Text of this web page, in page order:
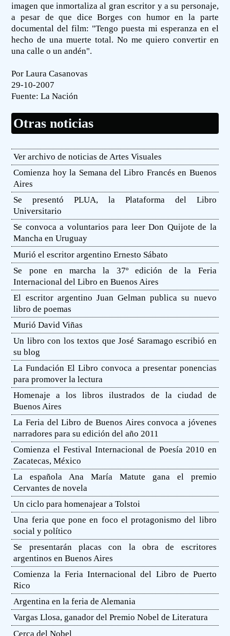
imagen que inmortaliza al gran escritor y a su personaje,
a pesar de que dice Borges con humor en la parte
documental del film: "Tengo puesta mi esperanza en el
hecho de una muerte total. No me quiero convertir en
una calle o un andén".
Por Laura Casanovas
29-10-2007
Fuente:La Nación
Otras noticias
Ver archivo de noticias de Artes Visuales
Comienza hoy la Semana del Libro Francés en Buenos
Aires
Se presentó PLUA, la Plataforma del Libro
Universitario
Se convoca a voluntarios para leer Don Quijote de la
Mancha en Uruguay
Murió el escritor argentino Ernesto Sábato
Se pone en marcha la 37º edición de la Feria
Internacional del Libro en Buenos Aires
El escritor argentino Juan Gelman publica su nuevo
libro de poemas
Murió David Viñas
Un libro con los textos que José Saramago escribió en
su blog
La Fundación El Libro convoca a presentar ponencias
para promover la lectura
Homenaje a los libros ilustrados de la ciudad de
Buenos Aires
La Feria del Libro de Buenos Aires convoca a jóvenes
narradores para su edición del año 2011
Comienza el Festival Internacional de Poesía 2010 en
Zacatecas, México
La española Ana María Matute gana el premio
Cervantes de novela
Un ciclo para homenajear a Tolstoi
Una feria que pone en foco el protagonismo del libro
social y político
Se presentarán placas con la obra de escritores
argentinos en Buenos Aires
Comienza la Feria Internacional del Libro de Puerto
Rico
Argentina en la feria de Alemania
Vargas Llosa, ganador del Premio Nobel de Literatura
Cerca del Nobel